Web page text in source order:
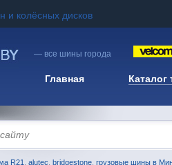
и колёсных дисков
— все шины города
Главная Каталог
R21 alutec bridgestone грузовые шины в